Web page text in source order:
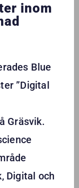
inom
Blue
”Digital
Gräsvik.
Digital och